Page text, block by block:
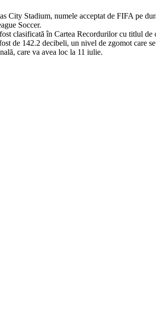
City Stadium, numele acceptat de FIFA pe
Soccer.
clasificată în Cartea Recordurilor cu titlul
de 142.2 decibeli, un nivel de zgomot care
care va avea loc la 11 iulie.